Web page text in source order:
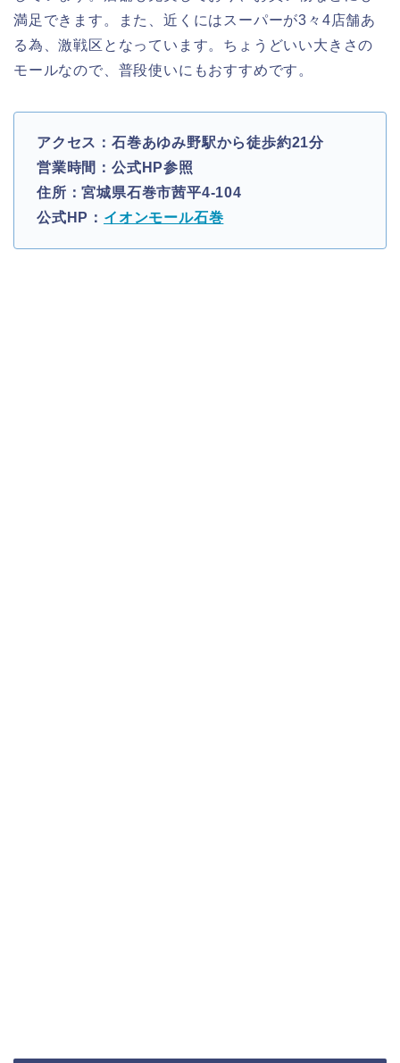
満足できます。また、近くにはスーパーが3々4店舗あ
る為、激戦区となっています。ちょうどいい大きさの
モールなので、普段使いにもおすすめです。
アクセス：石巻あゆみ野駅から徒歩約21分
営業時間：公式HP参照
住所：宮城県石巻市茜平4-104
公式HP： イオンモール石巻